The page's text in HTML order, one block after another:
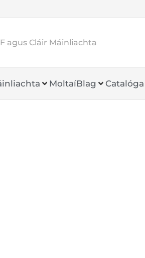
agus Cláir Máinliachta
MoltaíBlag Catalóga